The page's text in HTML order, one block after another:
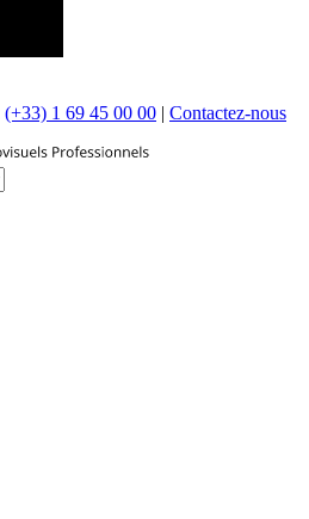
(+33) 1 69 45 00 00 | Contactez-nous